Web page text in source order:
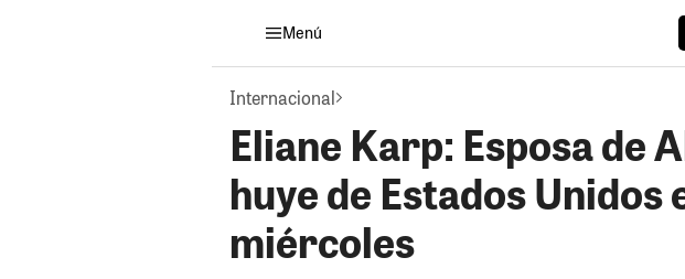
Menú
Internacional
Eliane Karp: Esposa de
huye de Estados Unidos
miércoles